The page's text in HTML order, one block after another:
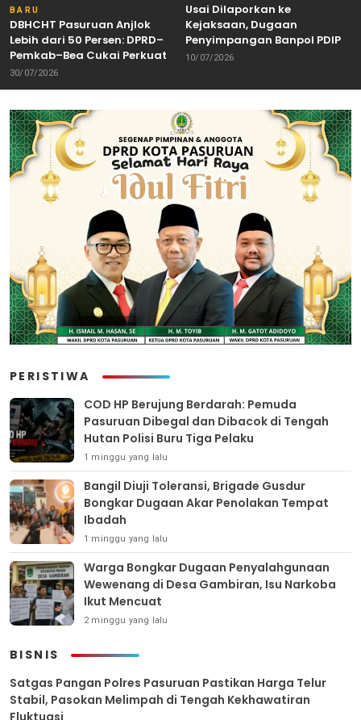
BARU
DBHCHT Pasuruan Anjlok
Lebih dari 50 Persen: DPRD–
Pemkab–Bea Cukai Perkuat
Perang Melawan Peredaran
Rokok Ilegal
30/07/2026
Usai Dilaporkan ke
Kejaksaan, Dugaan
Penyimpangan Banpol PDIP
Pasuruan Dinyatakan
Cabut Laporan”
10/07/2026
PERISTIWA
COD HP Berujung Berdarah: Pemuda
Pasuruan Dibegal dan Dibacok di Tengah
Hutan Polisi Buru Tiga Pelaku
1 minggu yang lalu
Bangil Diuji Toleransi, Brigade Gusdur
Bongkar Dugaan Akar Penolakan Tempat
Ibadah
1 minggu yang lalu
Warga Bongkar Dugaan Penyalahgunaan
Wewenang di Desa Gambiran, Isu Narkoba
Ikut Mencuat
2 minggu yang lalu
BISNIS
Satgas Pangan Polres Pasuruan Pastikan Harga Telur
Stabil, Pasokan Melimpah di Tengah Kekhawatiran